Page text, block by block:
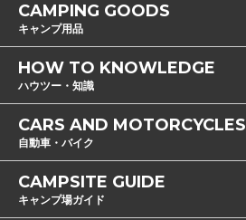
CAMPING GOODS
キャンプ用品
HOW TO KNOWLEDGE
ハウツー・知識
CARS AND MOTORCYCLES
自動車・バイク
CAMPSITE GUIDE
キャンプ場ガイド